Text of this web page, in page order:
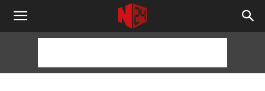
NOTICIAS
HORAS